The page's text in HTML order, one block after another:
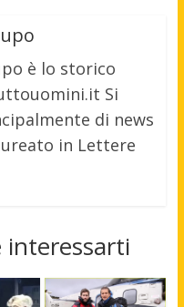
è lo storico
Si
di news
in Lettere
interessarti